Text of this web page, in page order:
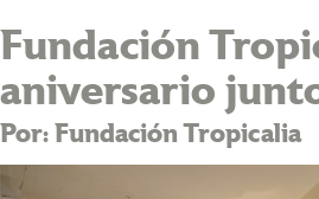
Fundación
aniversario
Por: Fundación Tropicalia